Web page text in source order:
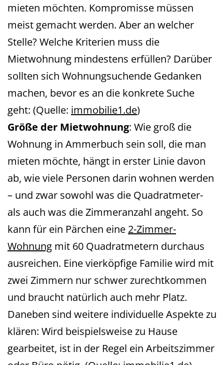
mieten möchten. Kompromisse müssen
meist gemacht werden. Aber an welcher
Stelle? Welche Kriterien muss die
Mietwohnung mindestens erfüllen? Darüber
sollten sich Wohnungsuchende Gedanken
machen, bevor es an die konkrete Suche
geht: (Quelle: immobilie1.de)
Größe der Mietwohnung: Wie groß die
Wohnung in Ammerbuch sein soll, die man
mieten möchte, hängt in erster Linie davon
ab, wie viele Personen darin wohnen werden
– und zwar sowohl was die Quadratmeter-
als auch was die Zimmeranzahl angeht. So
kann für ein Pärchen eine 2-Zimmer-
Wohnung mit 60 Quadratmetern durchaus
ausreichen. Eine vierköpfige Familie wird mit
zwei Zimmern nur schwer zurechtkommen
und braucht natürlich auch mehr Platz.
Daneben sind weitere individuelle Aspekte zu
klären: Wird beispielsweise zu Hause
gearbeitet, ist in der Regel ein Arbeitszimmer